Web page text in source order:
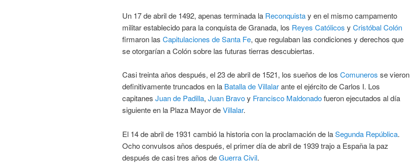
Un 17 de abril de 1492, apenas terminada la Reconquistay en el mismo campamento
militar establecido para la conquista de Granada, los Reyes Católicos y Cristóbal Colón
firmaron las Capitulaciones de Santa Fe, que regulaban las condiciones y derechos que
se otorgarían a Colón sobre las futuras tierras descubiertas.
Casi treinta años después, el 23 de abril de 1521, los sueños de los Comuneros se vieron
definitivamente truncados en la Batalla de Villalarante el ejército de Carlos I. Los
capitanes Juan de Padilla, Juan Bravoy Francisco Maldonadofueron ejecutados al día
siguiente en la Plaza Mayor deVillalar.
El 14 de abril de 1931 cambió la historia con la proclamación de laSegunda República.
Ocho convulsos años después, el primer día de abril de 1939 trajo a España la paz
después de casi tres años deGuerra Civil.